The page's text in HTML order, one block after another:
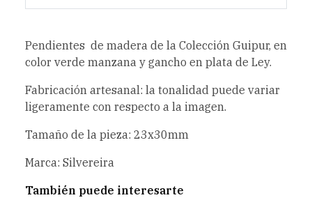
Pendientes de madera de la Colección Guipur, en
color verde manzana y gancho en plata de Ley.
Fabricación artesanal: la tonalidad puede variar
ligeramente con respecto a la imagen.
Tamaño de la pieza: 23x30mm
Marca: Silvereira
También puede interesarte